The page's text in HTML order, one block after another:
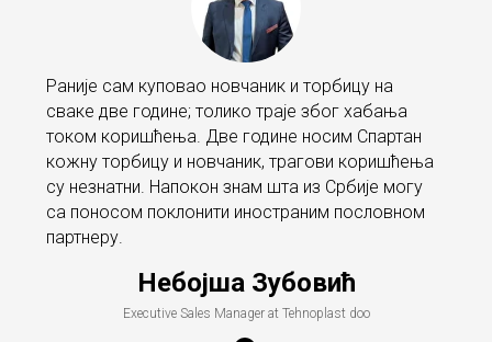
Раније сам куповао новчаник и торбицу на
сваке две године; толико траје због хабања
током коришћења. Две године носим Спартан
кожну торбицу и новчаник, трагови коришћења
су незнатни. Напокон знам шта из Србије могу
са поносом поклонити иностраним пословном
партнеру.
Небојша Зубовић
Executive Sales Manager at Tehnoplast doo